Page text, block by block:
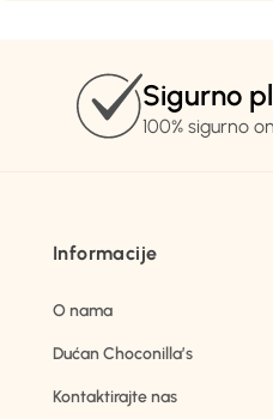
Sigurno
100% sigurno
Informacije
O nama
Dućan Choconilla’s
Kontaktirajte nas